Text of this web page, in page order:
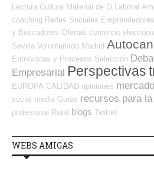
Lectura Cultura Material de O.Laboral
coaching Redes Sociales Emprendedores
y Buscadores Ofertas comercio
Sevilla Voluntariado Madrid
Entrevistas y Procesos Selección
Empresarial Perspectivas
EUROPA CALIDAD opiniones
social media Guías recursos para
profesional Rural blogs Twitter
WEBS AMIGAS